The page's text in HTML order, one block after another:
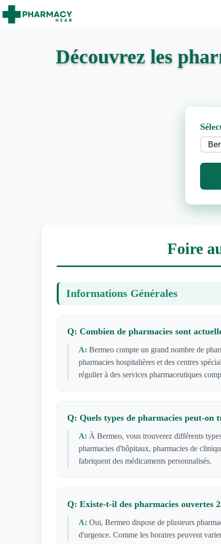
Découvrez les
Foire
Informations Générales
Q: Combien de pharmacies sont
A: Bermeo compte un grand nombre de
pharmacies hospitalières et des centres
régulier à des services pharmaceutiques
Q: Quels types de pharmacies peut-on
A: À Bermeo, vous trouverez différents
pharmacies d'hôpitaux, pharmacies de
fabriquent des médicaments personnalisés.
Q: Existe-t-il des pharmacies ouvertes
A: Oui, Bermeo dispose de plusieurs
d'urgence. Comme les horaires peuvent